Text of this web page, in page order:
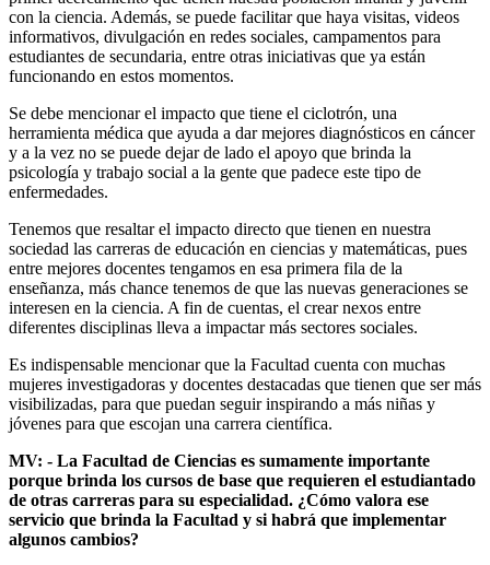
con la ciencia. Además, se puede facilitar que haya visitas, videos
informativos, divulgación en redes sociales, campamentos para
estudiantes de secundaria, entre otras iniciativas que ya están
funcionando en estos momentos.
Se debe mencionar el impacto que tiene el ciclotrón, una
herramienta médica que ayuda a dar mejores diagnósticos en cáncer
y a la vez no se puede dejar de lado el apoyo que brinda la
psicología y trabajo social a la gente que padece este tipo de
enfermedades.
Tenemos que resaltar el impacto directo que tienen en nuestra
sociedad las carreras de educación en ciencias y matemáticas, pues
entre mejores docentes tengamos en esa primera fila de la
enseñanza, más chance tenemos de que las nuevas generaciones se
interesen en la ciencia. A fin de cuentas, el crear nexos entre
diferentes disciplinas lleva a impactar más sectores sociales.
Es indispensable mencionar que la Facultad cuenta con muchas
mujeres investigadoras y docentes destacadas que tienen que ser más
visibilizadas, para que puedan seguir inspirando a más niñas y
jóvenes para que escojan una carrera científica.
MV: - La Facultad de Ciencias es sumamente importante
porque brinda los cursos de base que requieren el estudiantado
de otras carreras para su especialidad. ¿Cómo valora ese
servicio que brinda la Facultad y si habrá que implementar
algunos cambios?